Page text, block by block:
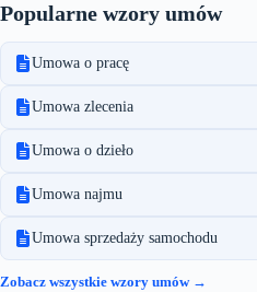
Popularne wzory umów
Umowa o pracę
Umowa zlecenia
Umowa o dzieło
Umowa najmu
Umowa sprzedaży samochodu
Zobacz wszystkie wzory umów →